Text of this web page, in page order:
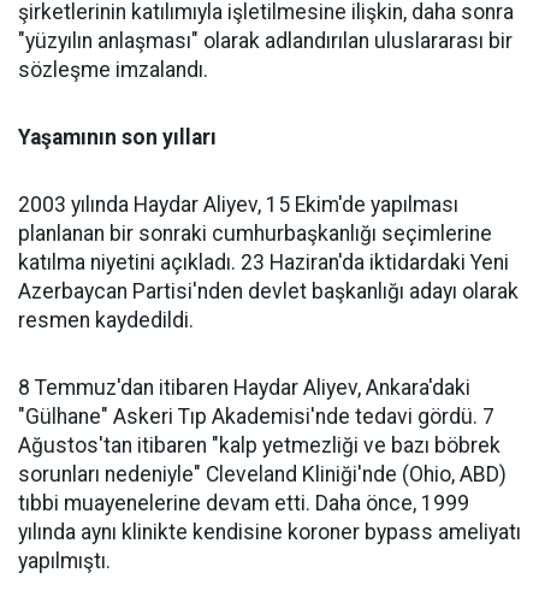
şirketlerinin katılımıyla işletilmesine ilişkin, daha sonra
"yüzyılın anlaşması" olarak adlandırılan uluslararası bir
sözleşme imzalandı.
Yaşamının son yılları
2003 yılında Haydar Aliyev, 15 Ekim'de yapılması
planlanan bir sonraki cumhurbaşkanlığı seçimlerine
katılma niyetini açıkladı. 23 Haziran'da iktidardaki Yeni
Azerbaycan Partisi'nden devlet başkanlığı adayı olarak
resmen kaydedildi.
8 Temmuz'dan itibaren Haydar Aliyev, Ankara'daki
"Gülhane" Askeri Tıp Akademisi'nde tedavi gördü. 7
Ağustos'tan itibaren "kalp yetmezliği ve bazı böbrek
sorunları nedeniyle" Cleveland Kliniği'nde (Ohio, ABD)
tıbbi muayenelerine devam etti. Daha önce, 1999
yılında aynı klinikte kendisine koroner bypass ameliyatı
yapılmıştı.